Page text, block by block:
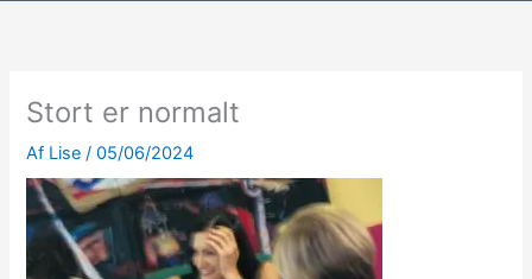
Stort er normalt
Af Lise/05/06/2024